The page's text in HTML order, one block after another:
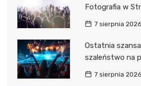
Fotografia w
7 sierpnia 2026
Ostatnia
szaleństwo na
7 sierpnia 2026